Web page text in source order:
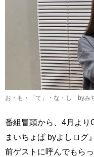
お・も・「て」・な・し byみ
番組冒頭から、4月より
まいちょぱ byよしログ
前ゲストに呼んでもら